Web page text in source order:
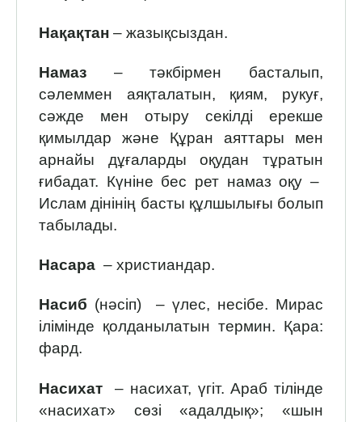
Нақақтан – жазықсыздан.
Намаз – тәкбірмен басталып,
сәлеммен аяқталатын, қиям, рукуғ,
сәжде мен отыру секілді ерекше
қимылдар және Құран аяттары мен
арнайы дұғаларды оқудан тұратын
ғибадат. Күніне бес рет намаз оқу –
Ислам дінінің басты құлшылығы болып
табылады.
Насара – христиандар.
Насиб (нәсіп) – үлес, несібе. Мирас
ілімінде қолданылатын термин. Қара:
фард.
Насихат – насихат, үгіт. Араб тілінде
«насихат» сөзі «адалдық»; «шын